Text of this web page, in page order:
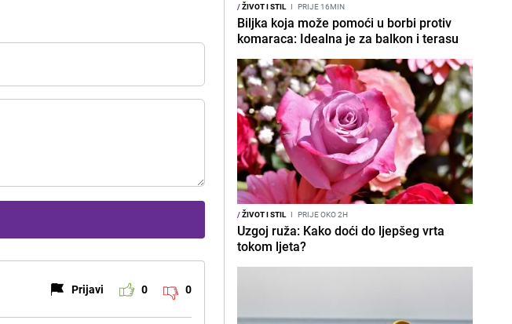
Prijavi 0 0
/ŽIVOT I STIL I PRIJE 16MIN
Biljka koja može pomoći u borbi protiv
komaraca: Idealna je za balkon i terasu
/ŽIVOT I STIL I PRIJE OKO 2H
Uzgoj ruža: Kako doći do ljepšeg vrta
tokom ljeta?